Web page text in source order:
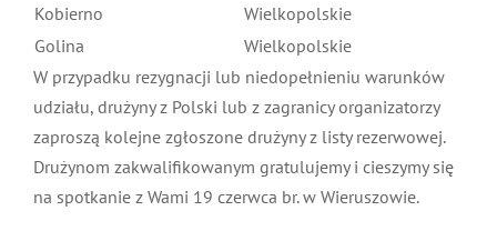
Kobierno
Wielkopolskie
Golina
Wielkopolskie
W przypadku rezygnacji lub niedopełnieniu warunków
udziału, drużyny z Polski lub z zagranicy organizatorzy
zaproszą kolejne zgłoszone drużyny z listy rezerwowej.
Drużynom zakwalifikowanym gratulujemy i cieszymy się
na spotkanie z Wami 19 czerwca br. w Wieruszowie.